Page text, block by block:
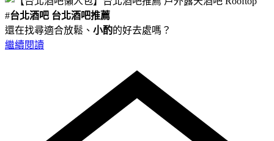
#台北酒吧 台北酒吧推薦
還在找尋適合放鬆、 小酌的好去處嗎？
繼續閱讀